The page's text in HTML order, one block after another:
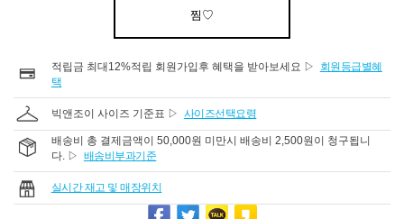
찜♡
적립금 최대12%적립 회원가입후 혜택을 받아보세요 ▷
회원등급별혜
택
빅앤조이 사이즈 기준표 ▷ 사이즈선택요령
배송비 총 결제금액이 50,000원 미만시 배송비 2,500원이 청구됩니
다. ▷ 배송비부과기준
실시간 재고 및 매장위치